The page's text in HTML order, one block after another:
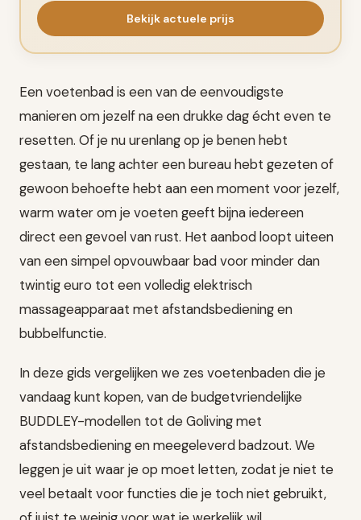
Bekijk actuele prijs
Een voetenbad is een van de eenvoudigste
manieren om jezelf na een drukke dag écht even te
resetten. Of je nu urenlang op je benen hebt
gestaan, te lang achter een bureau hebt gezeten of
gewoon behoefte hebt aan een moment voor jezelf,
warm water om je voeten geeft bijna iedereen
direct een gevoel van rust. Het aanbod loopt uiteen
van een simpel opvouwbaar bad voor minder dan
twintig euro tot een volledig elektrisch
massageapparaat met afstandsbediening en
bubbelfunctie.
In deze gids vergelijken we zes voetenbaden die je
vandaag kunt kopen, van de budgetvriendelijke
BUDDLEY-modellen tot de Goliving met
afstandsbediening en meegeleverd badzout. We
leggen je uit waar je op moet letten, zodat je niet te
veel betaalt voor functies die je toch niet gebruikt,